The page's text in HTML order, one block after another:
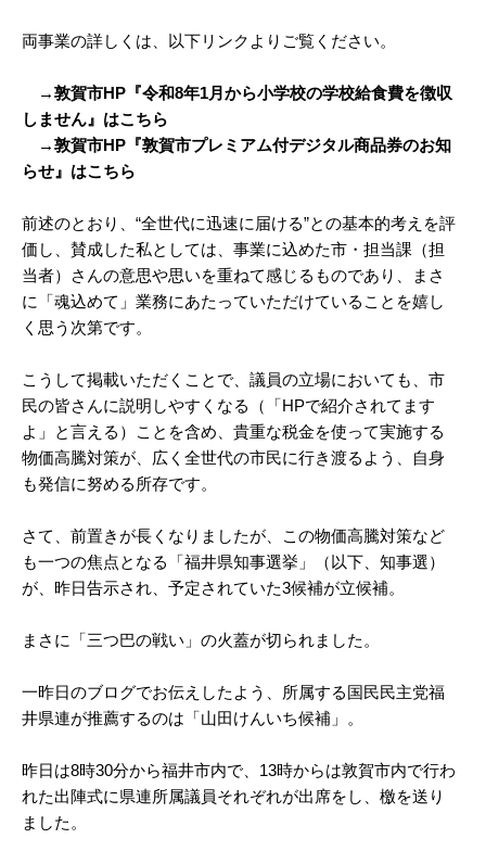
両事業の詳しくは、以下リンクよりご覧ください。
→敦賀市HP『令和8年1月から小学校の学校給食費を徴収
しません』はこちら
→敦賀市HP『敦賀市プレミアム付デジタル商品券のお知
らせ』はこちら
前述のとおり、“全世代に迅速に届ける”との基本的考えを評
価し、賛成した私としては、事業に込めた市・担当課（担
当者）さんの意思や思いを重ねて感じるものであり、まさ
に「魂込めて」業務にあたっていただけていることを嬉し
く思う次第です。
こうして掲載いただくことで、議員の立場においても、市
民の皆さんに説明しやすくなる（「HPで紹介されてます
よ」と言える）ことを含め、貴重な税金を使って実施する
物価高騰対策が、広く全世代の市民に行き渡るよう、自身
も発信に努める所存です。
さて、前置きが長くなりましたが、この物価高騰対策など
も一つの焦点となる「福井県知事選挙」（以下、知事選）
が、昨日告示され、予定されていた3候補が立候補。
まさに「三つ巴の戦い」の火蓋が切られました。
一昨日のブログでお伝えしたよう、所属する国民民主党福
井県連が推薦するのは「山田けんいち候補」。
昨日は8時30分から福井市内で、13時からは敦賀市内で行わ
れた出陣式に県連所属議員それぞれが出席をし、檄を送り
ました。